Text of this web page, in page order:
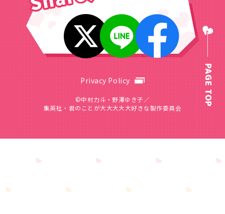
Privacy Policy
©中村力斗・野澤ゆき子／
集英社・君のことが大大大大大好きな製作委員会
PAGE TOP